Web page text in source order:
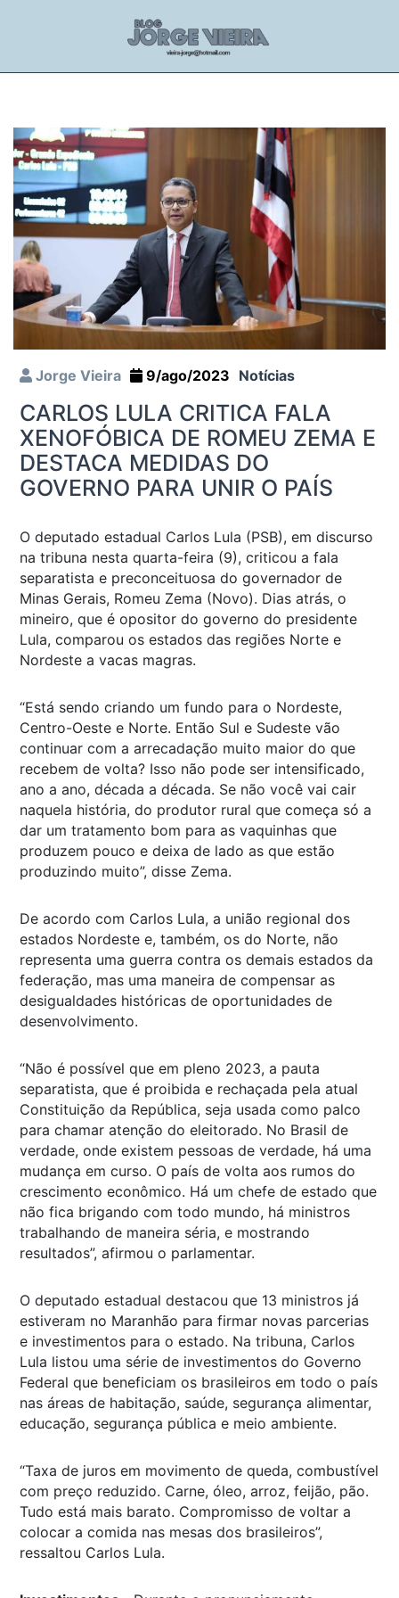
Jorge Vieira 9/ago/2023 Notícias
CARLOS LULA CRITICA FALA
XENOFÓBICA DE ROMEU ZEMA E
DESTACA MEDIDAS DO
GOVERNO PARA UNIR O PAÍS
O deputado estadual Carlos Lula (PSB), em discurso
na tribuna nesta quarta-feira (9), criticou a fala
separatista e preconceituosa do governador de
Minas Gerais, Romeu Zema (Novo). Dias atrás, o
mineiro, que é opositor do governo do presidente
Lula, comparou os estados das regiões Norte e
Nordeste a vacas magras.
“Está sendo criando um fundo para o Nordeste,
Centro-Oeste e Norte. Então Sul e Sudeste vão
continuar com a arrecadação muito maior do que
recebem de volta? Isso não pode ser intensificado,
ano a ano, década a década. Se não você vai cair
naquela história, do produtor rural que começa só a
dar um tratamento bom para as vaquinhas que
produzem pouco e deixa de lado as que estão
produzindo muito”, disse Zema.
De acordo com Carlos Lula, a união regional dos
estados Nordeste e, também, os do Norte, não
representa uma guerra contra os demais estados da
federação, mas uma maneira de compensar as
desigualdades históricas de oportunidades de
desenvolvimento.
“Não é possível que em pleno 2023, a pauta
separatista, que é proibida e rechaçada pela atual
Constituição da República, seja usada como palco
para chamar atenção do eleitorado. No Brasil de
verdade, onde existem pessoas de verdade, há uma
mudança em curso. O país de volta aos rumos do
crescimento econômico. Há um chefe de estado que
não fica brigando com todo mundo, há ministros
trabalhando de maneira séria, e mostrando
resultados”, afirmou o parlamentar.
O deputado estadual destacou que 13 ministros já
estiveram no Maranhão para firmar novas parcerias
e investimentos para o estado. Na tribuna, Carlos
Lula listou uma série de investimentos do Governo
Federal que beneficiam os brasileiros em todo o país
nas áreas de habitação, saúde, segurança alimentar,
educação, segurança pública e meio ambiente.
“Taxa de juros em movimento de queda, combustível
com preço reduzido. Carne, óleo, arroz, feijão, pão.
Tudo está mais barato. Compromisso de voltar a
colocar a comida nas mesas dos brasileiros”,
ressaltou Carlos Lula.